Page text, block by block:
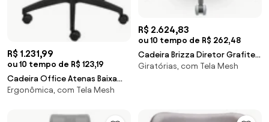
R$ 1.231,99
ou 10 tempo de R$ 123,19
Cadeira Office Atenas Baixa
Tela Mesh Preta com Base
Ergonômica, com Tela Mesh
R$ 2.624,83
ou 10 tempo de R$ 262,48
Cadeira Brizza Diretor Grafite
Tela Branca Assento Vinil Preto
Giratórias, com Tela Mesh